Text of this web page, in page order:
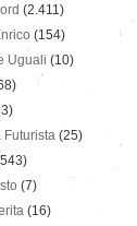
(2.411)
(154)
Uguali (10)
Futurista (25)
(7)
(16)